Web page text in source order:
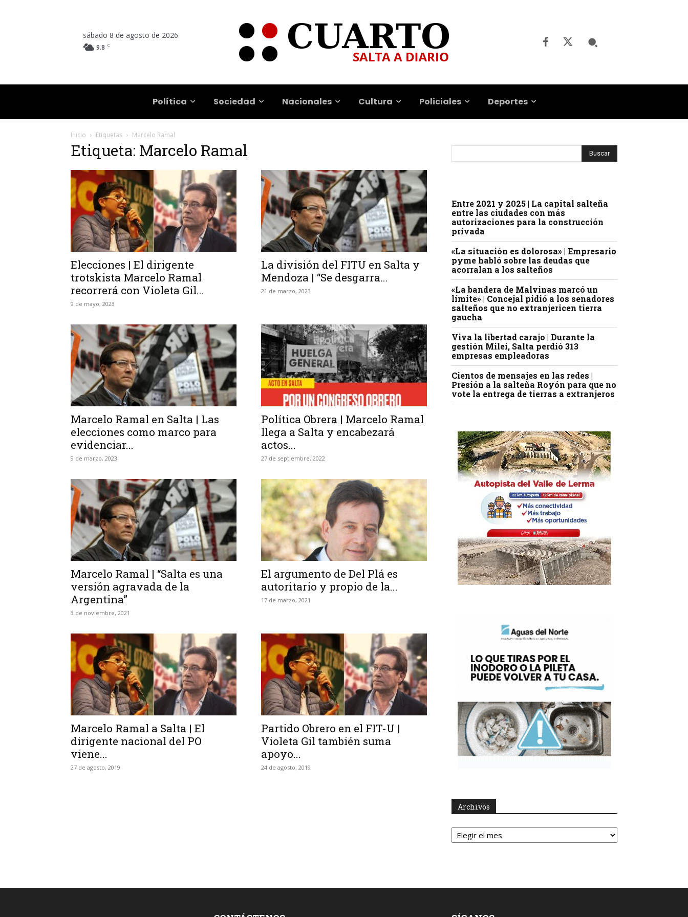
sábado 8 de agosto de 2026
9.8 C
Política Sociedad Nacionales Cultura Policiales Deportes
Inicio Etiquetas Marcelo Ramal
Etiqueta: Marcelo Ramal
Elecciones | El dirigente
trotskista Marcelo Ramal
recorrerá con Violeta Gil...
9 de mayo, 2023
La división del FITU en Salta y
Mendoza | “Se desgarra...
21 de marzo, 2023
Marcelo Ramal en Salta | Las
elecciones como marco para
evidenciar...
9 de marzo, 2023
Política Obrera | Marcelo Ramal
llega a Salta y encabezará
actos...
27 de septiembre, 2022
Marcelo Ramal | “Salta es una
versión agravada de la
Argentina”
3 de noviembre, 2021
El argumento de Del Plá es
autoritario y propio de la...
17 de marzo, 2021
Marcelo Ramal a Salta | El
dirigente nacional del PO
viene...
27 de agosto, 2019
Partido Obrero en el FIT-U |
Violeta Gil también suma
apoyo...
24 de agosto, 2019
Entre 2021 y 2025 | La capital salteña
entre las ciudades con más
autorizaciones para la construcción
privada
«La situación es dolorosa» | Empresario
pyme habló sobre las deudas que
acorralan a los salteños
«La bandera de Malvinas marcó un
límite» | Concejal pidió a los senadores
salteños que no extranjericen tierra
gaucha
Viva la libertad carajo | Durante la
gestión Milei, Salta perdió 313
empresas empleadoras
Cientos de mensajes en las redes |
Presión a la salteña Royón para que no
vote la entrega de tierras a extranjeros
Archivos
Archivos